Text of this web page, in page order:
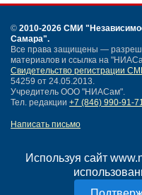
Используя сайт
© 2010-2026 СМИ
Самара".
Все права защищены —
материалов и ссылка на
Свидетельство регистрации
54259 от 24.05.2013.
Учредитель ООО "НИАСам".
Тел. редакции +7 (846) 990-91-
Написать письмо
Нашли ошибку?
Политика конфиденциальности
Согласие на обработку